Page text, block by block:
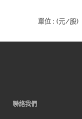
單位 : (元/股)
聯絡我們